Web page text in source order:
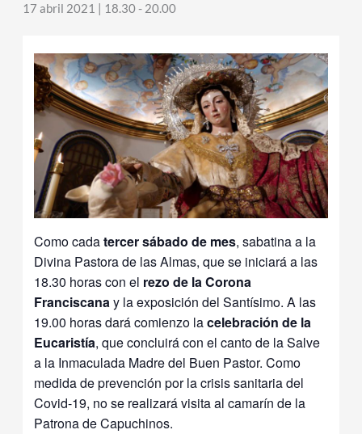
17 abril 2021 | 18.30- 20.00
Como cadatercer sábado de mes, sabatina a la
Divina Pastora de las Almas, que se iniciará a las
18.30 horas con el rezo de laCorona
Franciscanay la exposición del Santísimo. A las
19.00 horas dará comienzo lacelebración de la
Eucaristía, que concluirá con el canto de la Salve
a la Inmaculada Madre del Buen Pastor. Como
medida de prevención por la crisis sanitaria del
Covid-19, no se realizará visita al camarín de la
Patrona de Capuchinos.